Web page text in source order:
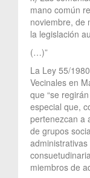
mano común
noviembre, de
la legislación
(…)”
La Ley 55/
Vecinales en
que “se
especial que,
pertenezcan a
de grupos
miembros de